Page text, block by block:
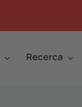
Recerca